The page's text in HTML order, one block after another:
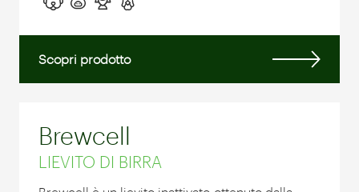
Scopri prodotto
Brewcell
LIEVITO DI BIRRA